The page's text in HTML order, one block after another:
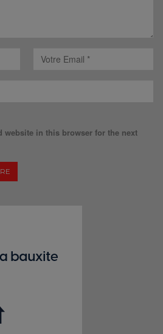
website in this browser for the next